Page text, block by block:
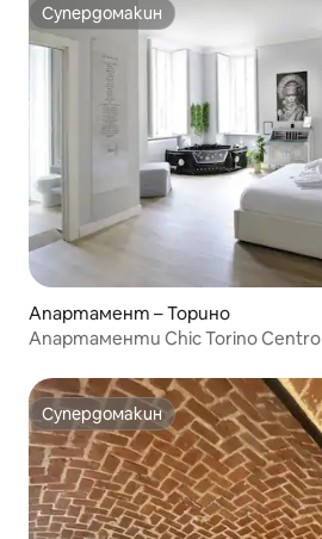
Супердомакин
Супердомакин
Апартамент – Торино
Апартаменти Chic Torino Centro
Супердомакин
Супердомакин